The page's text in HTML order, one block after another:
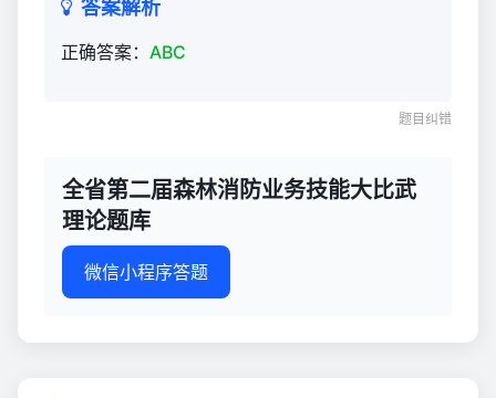
答案解析
正确答案： ABC
题目纠错
全省第二届森林消防业务技能大比武
理论题库
微信小程序答题